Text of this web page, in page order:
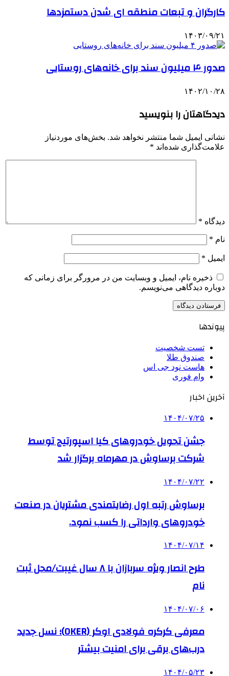
کارگران و تبعات منطقه ای شدن دستمزدها
۱۴۰۳/۰۹/۲۱
صدور ۴ میلیون سند برای خانه‌های روستایی
۱۴۰۲/۱۰/۲۸
دیدگاهتان را بنویسید
نشانی ایمیل شما منتشر نخواهد شد. بخش‌های موردنیاز
علامت‌گذاری شده‌اند *
دیدگاه *
نام *
ایمیل *
ذخیره نام، ایمیل و وبسایت من در مرورگر برای زمانی که
دوباره دیدگاهی می‌نویسم.
پیوندها
تست شخصیت
صندوق طلا
هاست نود جی اس
وام فوری
آخرین اخبار
۱۴۰۴/۰۷/۲۵
جشن تحویل خودروهای کیا اسپورتیج توسط
شرکت برساوش در مهرماه برگزار شد
۱۴۰۴/۰۷/۲۲
برساوش رتبه اول رضایتمندی مشتریان در صنعت
خودروهای وارداتی را کسب نمود.
۱۴۰۴/۰۷/۱۴
طرح انصار ویژه سربازان با ۸ سال غیبت/محل ثبت
نام
۱۴۰۴/۰۷/۰۶
معرفی کرکره فولادی اوکر (OKER)؛ نسل جدید
درب‌های برقی برای امنیت بیشتر
۱۴۰۴/۰۵/۲۳